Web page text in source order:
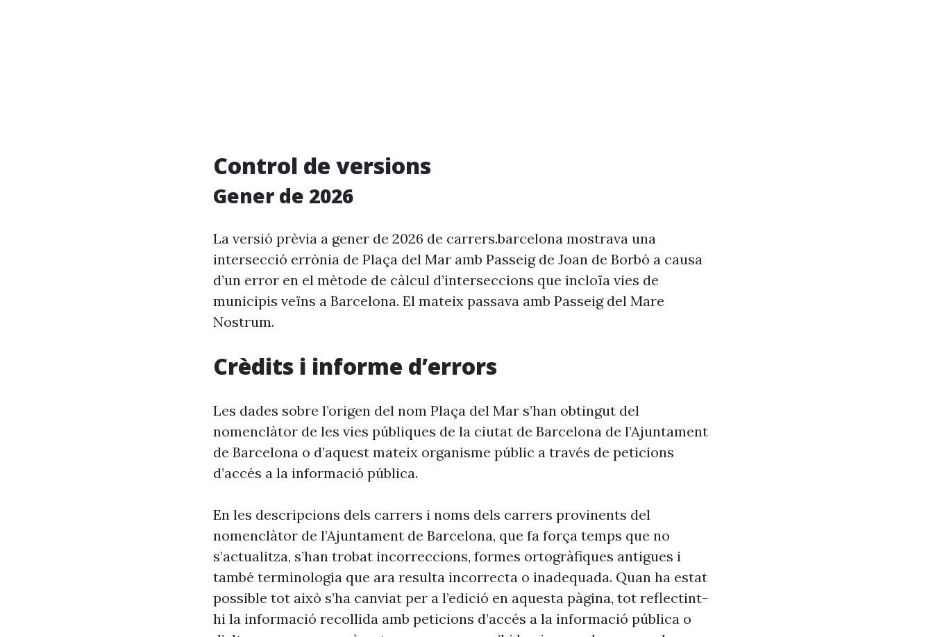
Control de versions
Gener de 2026
La versió prèvia a gener de 2026 de carrers.barcelona mostrava una
intersecció errònia de Plaça del Mar amb Passeig de Joan de Borbó a causa
d’un error en el mètode de càlcul d’interseccions que incloïa vies de
municipis veïns a Barcelona. El mateix passava amb Passeig del Mare
Nostrum.
Crèdits i informe d’errors
Les dades sobre l’origen del nom Plaça del Mar s’han obtingut del
nomenclàtor de les vies públiques de la ciutat de Barcelona de l’Ajuntament
de Barcelona o d’aquest mateix organisme públic a través de peticions
d’accés a la informació pública.
En les descripcions dels carrers i noms dels carrers provinents del
nomenclàtor de l’Ajuntament de Barcelona, que fa força temps que no
s’actualitza, s’han trobat incorreccions, formes ortogràfiques antigues i
també terminologia que ara resulta incorrecta o inadequada. Quan ha estat
possible tot això s’ha canviat per a l’edició en aquesta pàgina, tot reflectint-
hi la informació recollida amb peticions d’accés a la informació pública o